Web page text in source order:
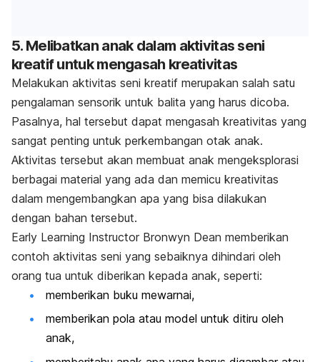
5. Melibatkan anak dalam aktivitas seni
kreatif untuk mengasah kreativitas
Melakukan aktivitas seni kreatif merupakan salah satu
pengalaman sensorik untuk balita yang harus dicoba.
Pasalnya, hal tersebut dapat mengasah kreativitas yang
sangat penting untuk perkembangan otak anak.
Aktivitas tersebut akan membuat anak mengeksplorasi
berbagai material yang ada dan memicu kreativitas
dalam mengembangkan apa yang bisa dilakukan
dengan bahan tersebut.
Early Learning Instructor Bronwyn Dean memberikan
contoh aktivitas seni yang sebaiknya dihindari oleh
orang tua untuk diberikan kepada anak, seperti:
memberikan buku mewarnai,
memberikan pola atau model untuk ditiru oleh
anak,